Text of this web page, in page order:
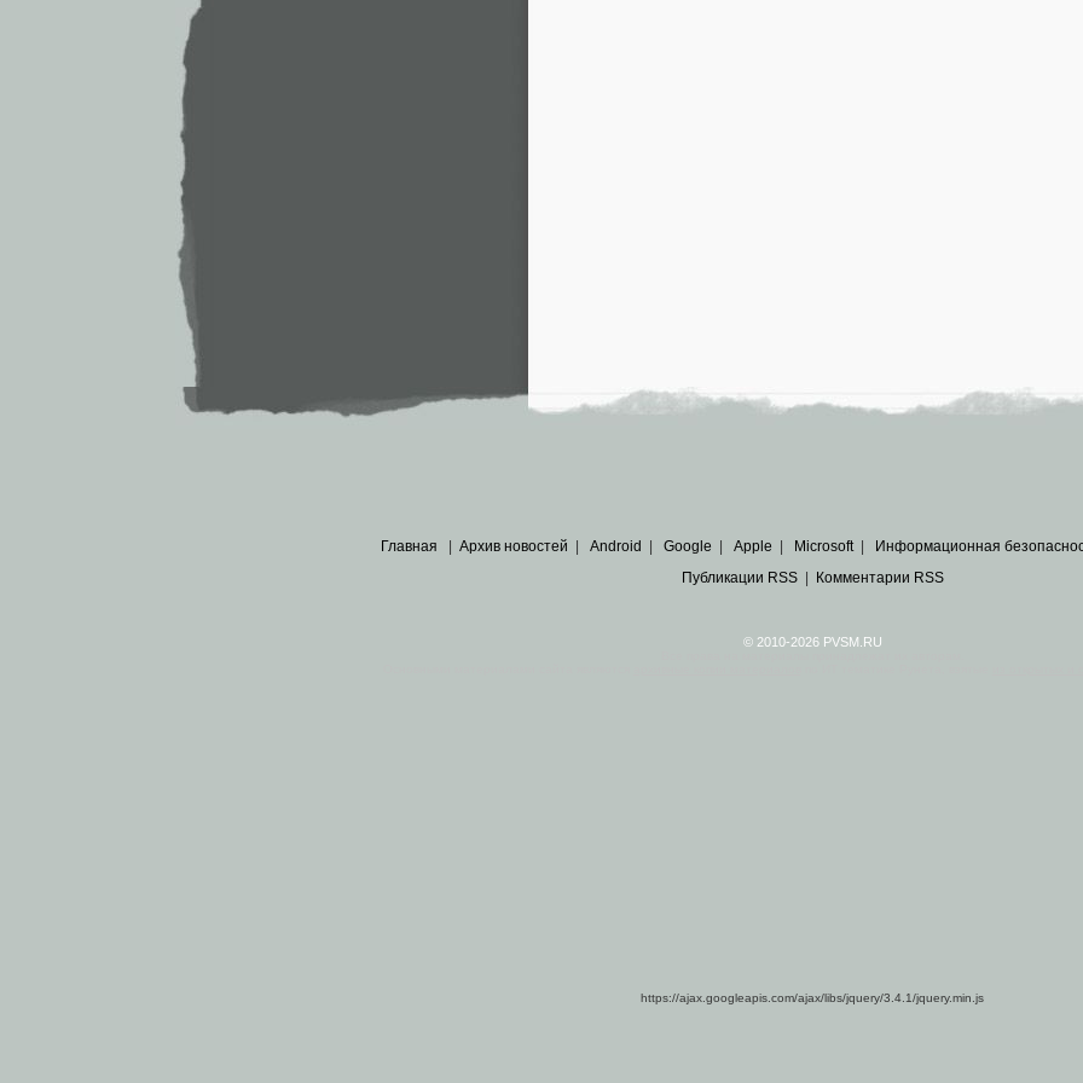
Главная Архив новостей Android Google Apple Microsoft| Информационная
Публикации RSS| Комментарии RSS
© 2010-2026 PVSM.RU
https://ajax.googleapis.com/ajax/libs/jquery/3.4.1/jquery.min.js